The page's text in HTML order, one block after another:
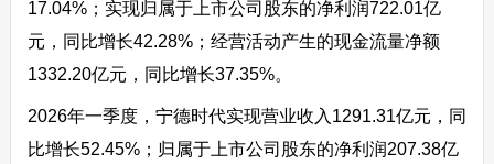
17.04%；实现归属于上市公司股东的净利润722.01亿
元，同比增长42.28%；经营活动产生的现金流量净额
1332.20亿元，同比增长37.35%。
2026年一季度，宁德时代实现营业收入1291.31亿元，同
比增长52.45%；归属于上市公司股东的净利润207.38亿